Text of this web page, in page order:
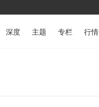
深度 主题 专栏 行情